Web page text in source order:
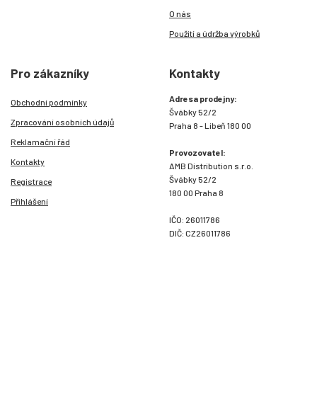
O nás
Použití a údržba výrobků
Pro zákazníky
Obchodní podmínky
Zpracování osobních údajů
Reklamační řád
Kontakty
Registrace
Přihlášení
Kontakty
Adresa prodejny:
Švábky 52/2
Praha 8 - Libeň 180 00
Provozovatel:
AMB Distribution s.r.o.
Švábky 52/2
180 00 Praha 8
IČO: 26011786
DIČ: CZ26011786